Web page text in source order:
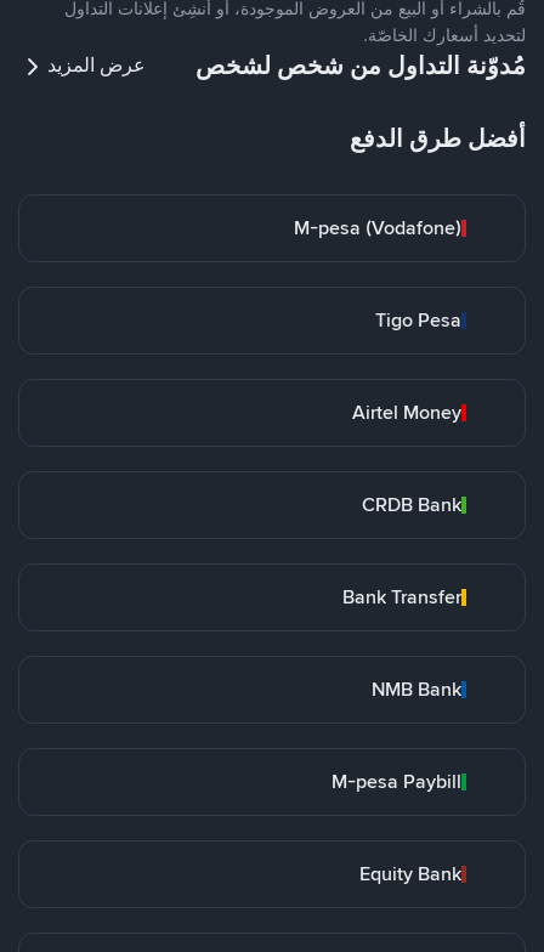
قُم بالشراء أو البيع من العروض الموجودة، أو أنشِئ إعلانات التداول
لتحديد أسعارك الخاصّة.
مُدوّنة التداول من شخص لشخص عرض المزيد
أفضل طرق الدفع
M-pesa (Vodafone)
Tigo Pesa
Airtel Money
CRDB Bank
Bank Transfer
NMB Bank
M-pesa Paybill
Equity Bank